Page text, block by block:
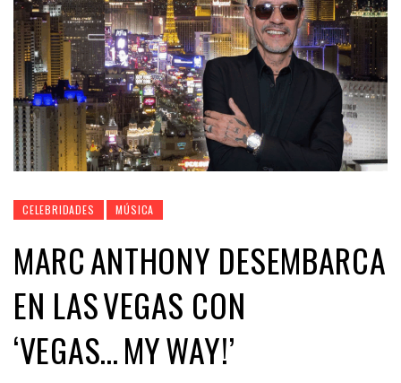
CELEBRIDADES MÚSICA
MARC ANTHONY DESEMBARCA
EN LAS VEGAS CON
‘VEGAS… MY WAY!’